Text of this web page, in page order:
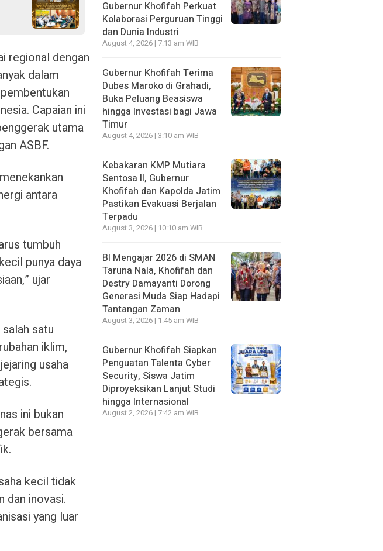
regional dengan
dalam
Capaian ini
utama
ASBF.
antara
tumbuh
punya daya
ujar
satu
iklim,
usaha
ini bukan
bersama
kecil tidak
dan inovasi.
yang luar
Gubernur Khofifah Perkuat
Kolaborasi Perguruan Tinggi
dan Dunia Industri
August 4, 2026 | 7:13 am WIB
Gubernur Khofifah Terima
Dubes Maroko di Grahadi,
Buka Peluang Beasiswa
hingga Investasi bagi Jawa
Timur
August 4, 2026 | 3:10 am WIB
Kebakaran KMP Mutiara
Sentosa II, Gubernur
Khofifah dan Kapolda Jatim
Pastikan Evakuasi Berjalan
Terpadu
August 3, 2026 | 10:10 am WIB
BI Mengajar 2026 di SMAN
Taruna Nala, Khofifah dan
Destry Damayanti Dorong
Generasi Muda Siap Hadapi
Tantangan Zaman
August 3, 2026 | 1:45 am WIB
Gubernur Khofifah Siapkan
Penguatan Talenta Cyber
Security, Siswa Jatim
Diproyeksikan Lanjut Studi
hingga Internasional
August 2, 2026 | 7:42 am WIB